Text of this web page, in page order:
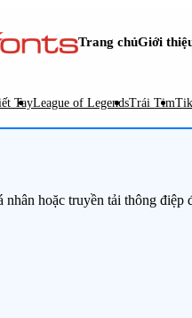
Trang chủGiới
TayLeague of LegendsTrái Tim
hoặc truyền tải thông